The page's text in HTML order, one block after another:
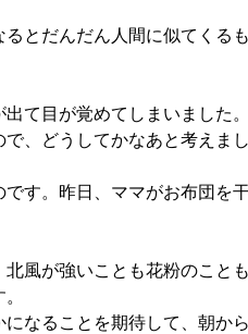
とだんだん人間に似てくる
て目が覚めてしまいました
、どうしてかなあと考えま
す。昨日、ママがお布団を
風が強いことも花粉のこと
なることを期待して、朝か